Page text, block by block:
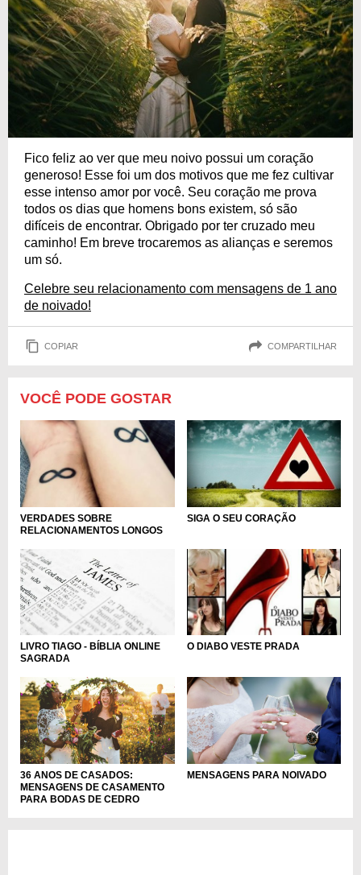
Fico feliz ao ver que meu noivo possui um coração
generoso! Esse foi um dos motivos que me fez cultivar
esse intenso amor por você. Seu coração me prova
todos os dias que homens bons existem, só são
difíceis de encontrar. Obrigado por ter cruzado meu
caminho! Em breve trocaremos as alianças e seremos
um só.
Celebre seu relacionamento com mensagens de 1 ano
de noivado!
COPIAR COMPARTILHAR
VOCÊ PODE GOSTAR
VERDADES SOBRE
RELACIONAMENTOS LONGOS
SIGA O SEU CORAÇÃO
LIVRO TIAGO - BÍBLIA ONLINE
SAGRADA
O DIABO VESTE PRADA
36 ANOS DE CASADOS:
MENSAGENS DE CASAMENTO
PARA BODAS DE CEDRO
MENSAGENS PARA NOIVADO